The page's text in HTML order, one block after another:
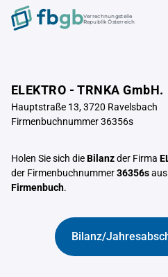
Verrechnungstelle
Republik Österreich
ELEKTRO - TRNKA GmbH.
Hauptstraße 13, 3720 Ravelsbach
Firmenbuchnummer 36356s
Holen Sie sich dieBilanzder Firma
der Firmenbuchnummer36356s
Firmenbuch.
Bilanz/